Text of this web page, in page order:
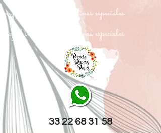
papel texturizado cartulinas especiales
papel texturizado cartulinas especiales
33 22 68 31 58